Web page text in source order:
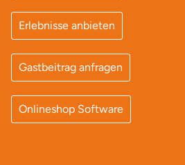
Erlebnisse anbieten
Gastbeitrag anfragen
Onlineshop Software